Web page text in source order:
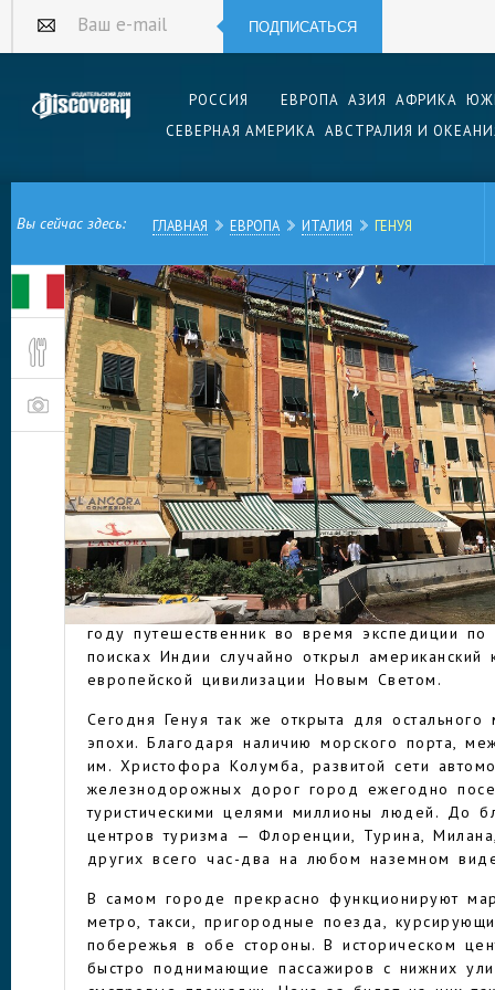
Ваш e-mail ПОДПИСАТЬСЯ
РОССИЯ ЕВРОПА АЗИЯ АФРИКА
СЕВЕРНАЯ АМЕРИКА АВСТРАЛИЯ И
Вы сейчас здесь: ГЛАВНАЯ ЕВРОПА ИТАЛИЯ ГЕНУЯ
ГЕНУЯ
Итальянский город Генуя — столица области
северо-западе страны, на побережье
самых красивых и старых городов Италии. А
песто, великого мореплавателя Христофора
скрипача Николо Паганини.
Благодаря крупнейшему в стране порту
традиции, берущие начало в X веке. В более
землях существовало греческое поселение
Средневековье Генуэзская республика была
влиятельных в Европе.
Но самую большую славу Генуе принес
Колумб, испанский мореплаватель
году путешественник во время экспедиции по
поисках Индии случайно открыл американский
европейской цивилизации Новым Светом.
Сегодня Генуя так же открыта для
эпохи. Благодаря наличию морского порта,
им. Христофора Колумба, развитой сети
железнодорожных дорог город ежегодно
туристическими целями миллионы людей. До
центров туризма — Флоренции, Турина,
других всего час-два на любом наземном
В самом городе прекрасно функционируют
метро, такси, пригородные поезда,
побережья в обе стороны. В историческом
быстро поднимающие пассажиров с нижних